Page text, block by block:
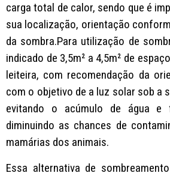
carga total de calor, sendo que é
sua localização, orientação
da sombra.Para utilização de
indicado de 3,5m² a 4,5m² de
leiteira, com recomendação da
com o objetivo de a luz solar sob a
evitando o acúmulo de água e
diminuindo as chances de
mamárias dos animais.
Essa alternativa de